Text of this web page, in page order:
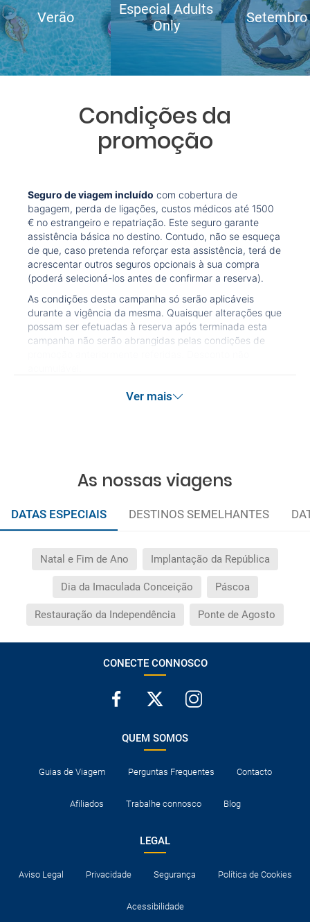
Verão
Especial Adults
Only
Setembro
Condições da
promoção
Seguro de viagem incluído com cobertura de
bagagem, perda de ligações, custos médicos até 1500
€ no estrangeiro e repatriação. Este seguro garante
assistência básica no destino. Contudo, não se esqueça
de que, caso pretenda reforçar esta assistência, terá de
acrescentar outros seguros opcionais à sua compra
(poderá selecioná-los antes de confirmar a reserva).
As condições desta campanha só serão aplicáveis
durante a vigência da mesma. Quaisquer alterações que
possam ser efetuadas à reserva após terminada esta
campanha não serão abrangidas pelas condições de
Ver mais
As nossas viagens
DATAS ESPECIAIS DESTINOS SEMELHANTES
Natal e Fim de Ano Implantação da República
Dia da Imaculada Conceição Páscoa
Restauração da Independência Ponte de Agosto
CONECTE CONNOSCO
QUEM SOMOS
Guias de Viagem Perguntas Frequentes Contacto
Afiliados Trabalhe connosco Blog
LEGAL
Aviso Legal Privacidade Segurança Política de Cookies
Acessibilidade